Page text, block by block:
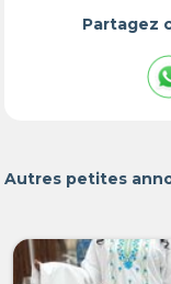
Partagez
Autres petites